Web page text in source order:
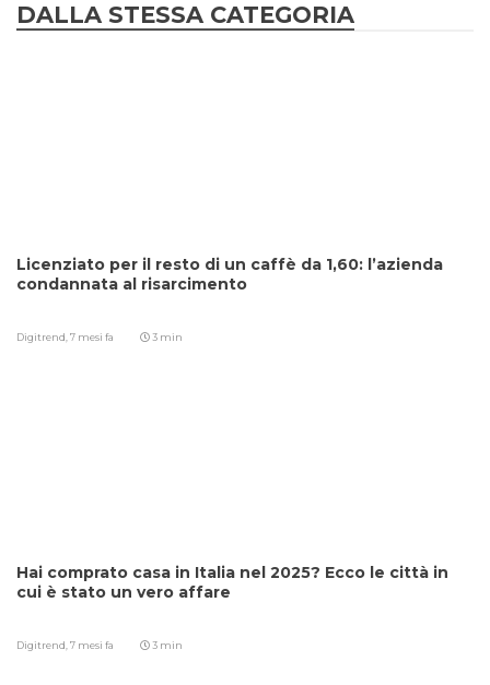
DALLA STESSA CATEGORIA
Licenziato per il resto di un caffè da 1,60: l’azienda
condannata al risarcimento
Digitrend,7 mesi fa 3 min
Hai comprato casa in Italia nel 2025? Ecco le città in
cui è stato un vero affare
Digitrend,7 mesi fa 3 min